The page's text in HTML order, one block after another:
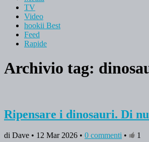
TV
Video
hookii Best
Feed
Rapide
Archivio tag:
Ripensare i dinosauri. Di
di Dave • 12 Mar 2026 • 0 commenti •
1